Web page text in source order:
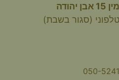
(סגור בשבת)